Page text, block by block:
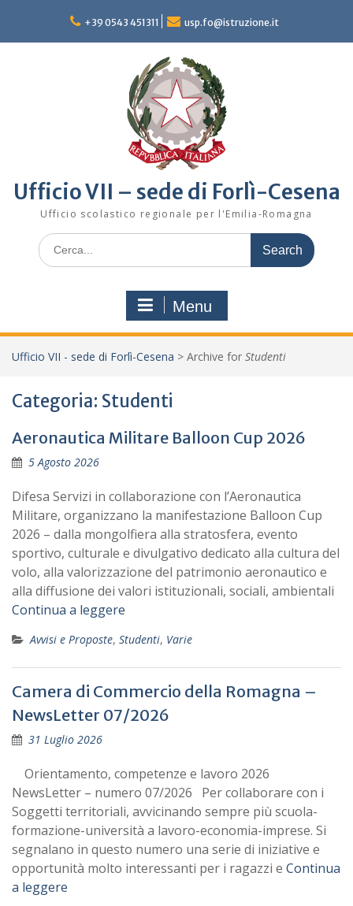
content
+39 0543 451311 usp.fo@istruzione.it
Ufficio VII – sede di Forlì-Cesena
Ufficio scolastico regionale per l'Emilia-Romagna
Search
for:
Menu
Ufficio VII - sede di Forlì-Cesena > Archive for Studenti
Categoria: Studenti
Aeronautica Militare Balloon Cup 2026
5 Agosto 2026
Difesa Servizi in collaborazione con l’Aeronautica
Militare, organizzano la manifestazione Balloon Cup
2026 – dalla mongolfiera alla stratosfera, evento
sportivo, culturale e divulgativo dedicato alla cultura del
volo, alla valorizzazione del patrimonio aeronautico e
alla diffusione dei valori istituzionali, sociali, ambientali
Continua a leggere
Avvisi e Proposte, Studenti, Varie
Camera di Commercio della Romagna –
NewsLetter 07/2026
31 Luglio 2026
Orientamento, competenze e lavoro 2026
NewsLetter – numero 07/2026 Per collaborare con i
Soggetti territoriali, avvicinando sempre più scuola-
formazione-università a lavoro-economia-imprese. Si
segnalano in questo numero una serie di iniziative e
opportunità molto interessanti per i ragazzi e Continua
a leggere